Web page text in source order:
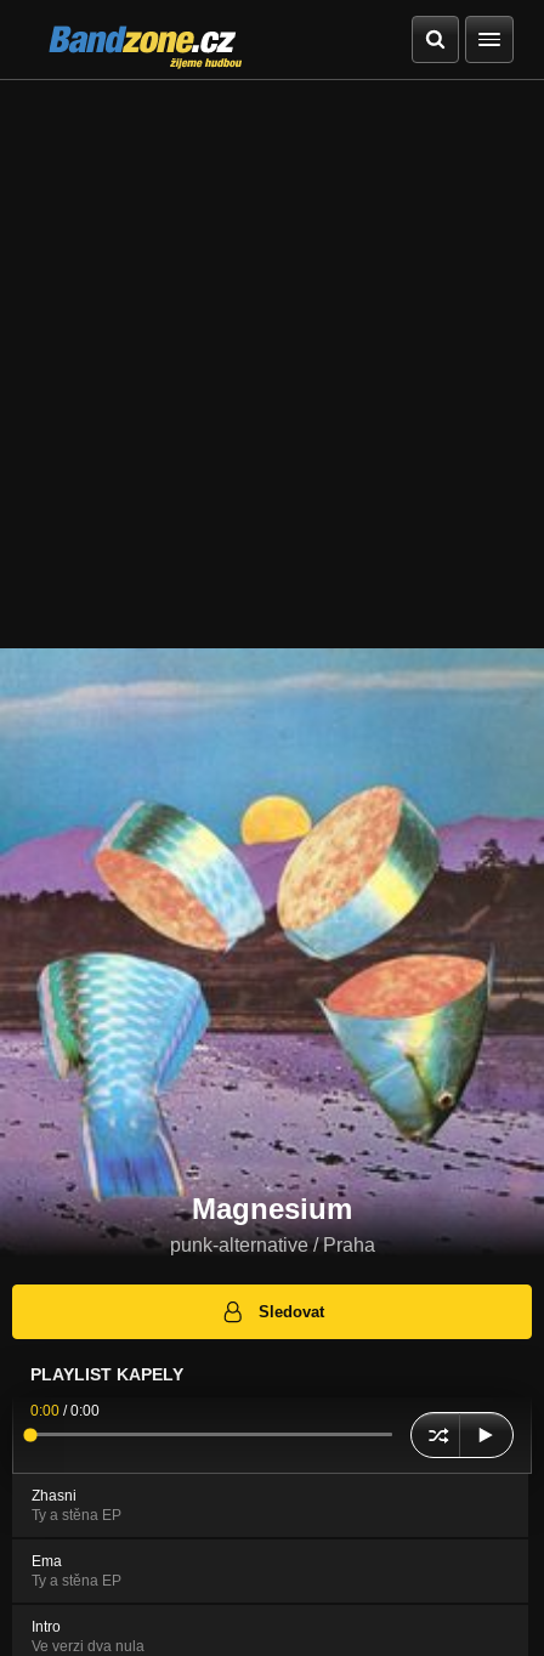
Bandzone.cz
žijeme hudbou
Magnesium
punk-alternative / Praha
Sledovat
PLAYLIST KAPELY
0:00 /0:00
Zhasni
Ty a stěna EP
Ema
Ty a stěna EP
Intro
Ve verzi dva nula